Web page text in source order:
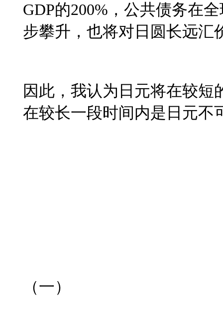
GDP的200% ，公共债务在
步攀升，也将对日圆长远汇
因此，我认为日元将在较
在较长一段时间内是日元不
（一）